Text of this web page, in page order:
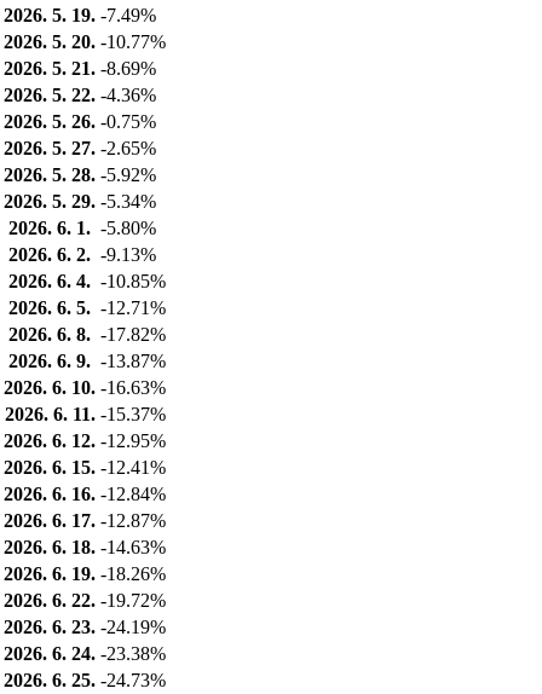
2026. 5. 19. -7.49%
2026. 5. 20. -10.77%
2026. 5. 21. -8.69%
2026. 5. 22. -4.36%
2026. 5. 26. -0.75%
2026. 5. 27. -2.65%
2026. 5. 28. -5.92%
2026. 5. 29. -5.34%
2026. 6. 1. -5.80%
2026. 6. 2. -9.13%
2026. 6. 4. -10.85%
2026. 6. 5. -12.71%
2026. 6. 8. -17.82%
2026. 6. 9. -13.87%
2026. 6. 10. -16.63%
2026. 6. 11. -15.37%
2026. 6. 12. -12.95%
2026. 6. 15. -12.41%
2026. 6. 16. -12.84%
2026. 6. 17. -12.87%
2026. 6. 18. -14.63%
2026. 6. 19. -18.26%
2026. 6. 22. -19.72%
2026. 6. 23. -24.19%
2026. 6. 24. -23.38%
2026. 6. 25. -24.73%